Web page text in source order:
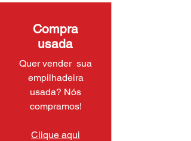
Compra
usada
Quer vender sua
empilhadeira
usada? Nós
compramos!
Clique aqui